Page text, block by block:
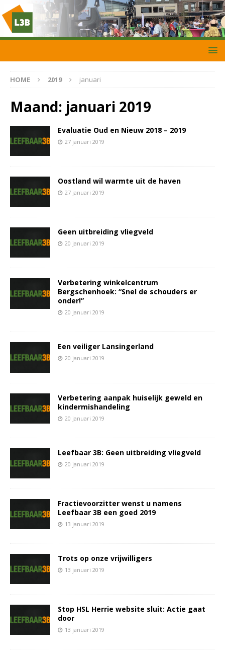
HOME 2019 januari
Maand: januari 2019
Evaluatie Oud en Nieuw 2018 – 2019
27 januari 2019
Oostland wil warmte uit de haven
27 januari 2019
Geen uitbreiding vliegveld
20 januari 2019
Verbetering winkelcentrum
Bergschenhoek: “Snel de schouders er
onder!”
20 januari 2019
Een veiliger Lansingerland
20 januari 2019
Verbetering aanpak huiselijk geweld en
kindermishandeling
20 januari 2019
Leefbaar 3B: Geen uitbreiding vliegveld
20 januari 2019
Fractievoorzitter wenst u namens
Leefbaar 3B een goed 2019
13 januari 2019
Trots op onze vrijwilligers
13 januari 2019
Stop HSL Herrie website sluit: Actie gaat
door
13 januari 2019